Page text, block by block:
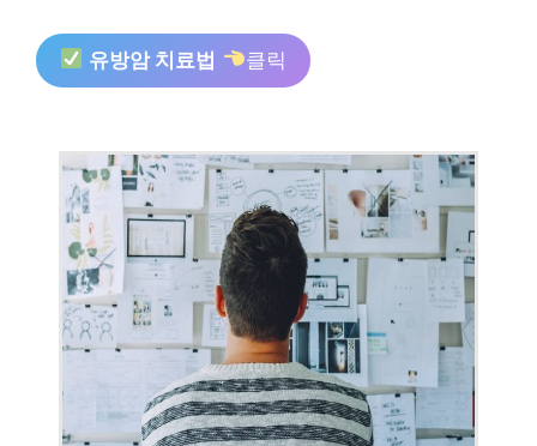
유방암 치료법 클릭